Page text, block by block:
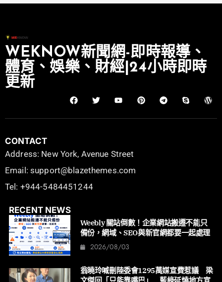
WEKNOW新聞網-即時報導、
體育、娛樂、財經|24小時即時
更新
CONTACT
Address: New York, Avenue Street
Email: support@blazethemes.com
Tel: +944-5484451244
RECENT NEWS
Weebly 關站倒數！企業網站搬遷不能只
備份，網域、SEO與新官網都要一起處理
2026/08/03
翁曉玲喊刪陸委會1295萬媒宣費惹議 梁